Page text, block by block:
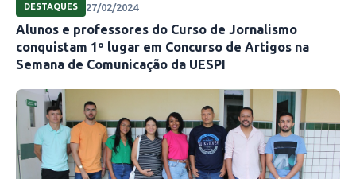
DESTAQUES 27/02/2024
Alunos e professores do Curso de Jornalismo
conquistam 1º lugar em Concurso de Artigos na
Semana de Comunicação da UESPI